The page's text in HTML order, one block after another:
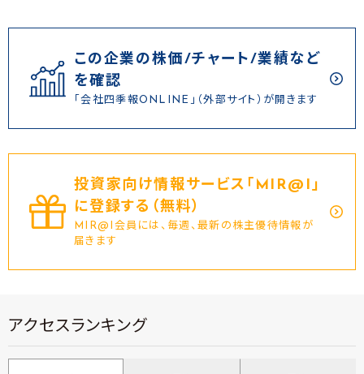
この企業の株価/チャート/業績など
を確認
「会社四季報ONLINE」（外部サイト）が開きます
投資家向け情報サービス｢MIR@I｣
に登録する（無料）
MIR@I会員には、毎週、最新の株主優待情報が
届きます
アクセスランキング